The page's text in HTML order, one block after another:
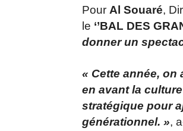
Pour Al Souaré,
le ‘’BAL DES
donner un
« Cette année, on
en avant la
stratégique pour
générationnel. »,